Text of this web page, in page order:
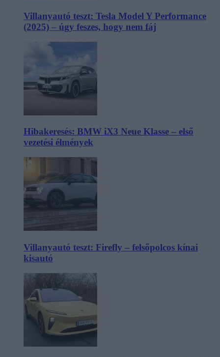
Villanyautó teszt: Tesla Model Y Performance
(2025) – úgy feszes, hogy nem fáj
Hibakeresés: BMW iX3 Neue Klasse – első
vezetési élmények
Villanyautó teszt: Firefly – felsőpolcos kínai
kisautó